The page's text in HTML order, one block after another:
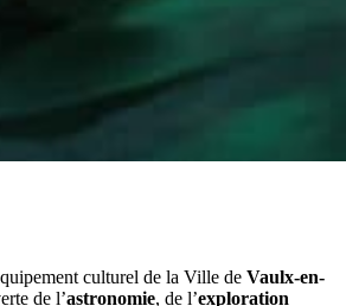
culturel de la Ville de Vaulx-en-
de l’astronomie, de l’exploration